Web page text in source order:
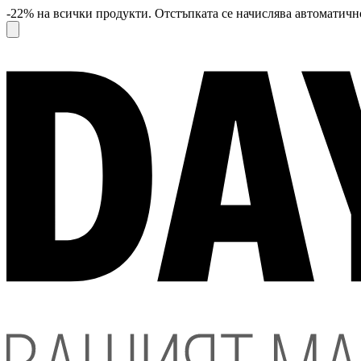
-22% на всички продукти. Отстъпката се начислява